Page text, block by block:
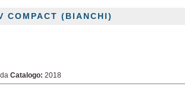
COMPACT (BIANCHI)
Catalogo: 2018